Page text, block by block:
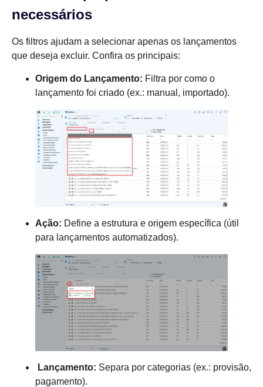
necessários
Os filtros ajudam a selecionar apenas os lançamentos
que deseja excluir. Confira os principais:
Origem do Lançamento: Filtra por como o
lançamento foi criado (ex.: manual, importado).
Ação: Define a estrutura e origem específica (útil
para lançamentos automatizados).
Lançamento: Separa por categorias (ex.: provisão,
pagamento).